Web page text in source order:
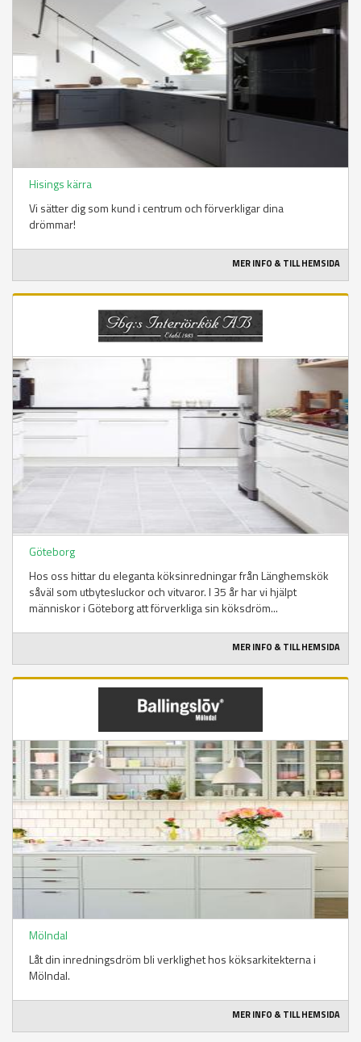
Hisings kärra
Vi sätter dig som kund i centrum och förverkligar dina
drömmar!
MER INFO & TILL HEMSIDA
Göteborg
Hos oss hittar du eleganta köksinredningar från Länghemskök
såväl som utbytesluckor och vitvaror. I 35 år har vi hjälpt
människor i Göteborg att förverkliga sin köksdröm...
MER INFO & TILL HEMSIDA
Mölndal
Låt din inredningsdröm bli verklighet hos köksarkitekterna i
Mölndal.
MER INFO & TILL HEMSIDA